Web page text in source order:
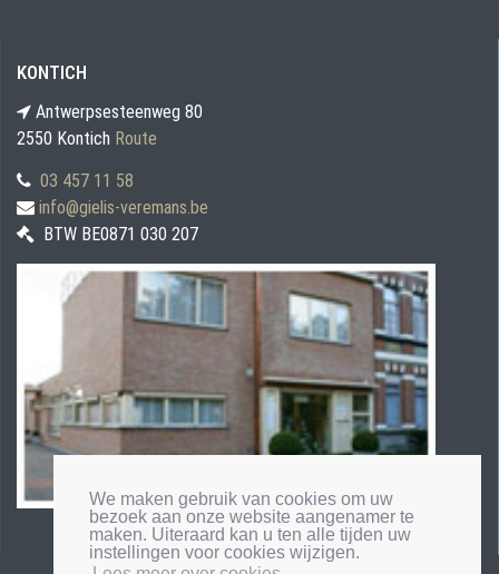
We maken gebruik van cookies om uw
bezoek aan onze website aangenamer te
maken. Uiteraard kan u ten alle tijden uw
instellingen voor cookies wijzigen.
KONTICH
Antwerpsesteenweg 80
2550 Kontich Route
03 457 11 58
info@gielis-veremans.be
BTW BE0871 030 207